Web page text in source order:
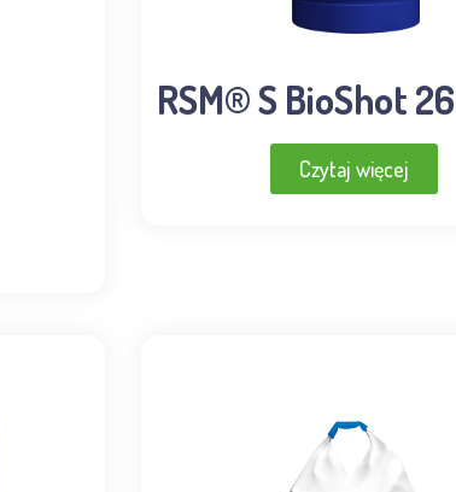
RSM® S BioShot
Czytaj więcej